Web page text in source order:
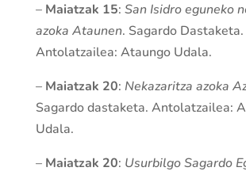
– Maiatzak 15: San Isidro eguneko
azoka Ataunen. Sagardo Dastaketa.
Antolatzailea: Ataungo Udala.
– Maiatzak 20: Nekazaritza azoka
Sagardo dastaketa. Antolatzailea:
Udala.
– Maiatzak 20: Usurbilgo Sagardo